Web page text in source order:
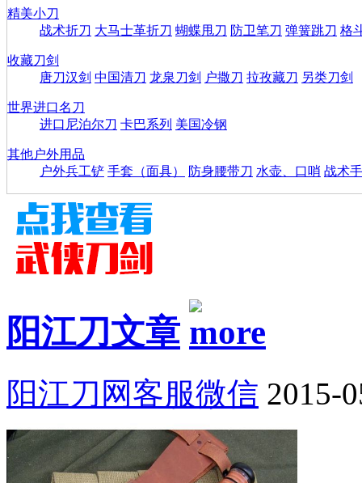
精美小刀
战术折刀 大马士革折刀 蝴蝶甩刀 防卫笔刀 弹簧跳刀 格
收藏刀剑
唐刀汉剑 中国清刀 龙泉刀剑 户撒刀 拉孜藏刀 另类刀剑
世界进口名刀
进口尼泊尔刀 卡巴系列 美国冷钢
其他户外用品
户外兵工铲 手套（面具） 防身腰带刀 水壶、口哨 战术
阳江刀文章
阳江刀网客服微信 2015-